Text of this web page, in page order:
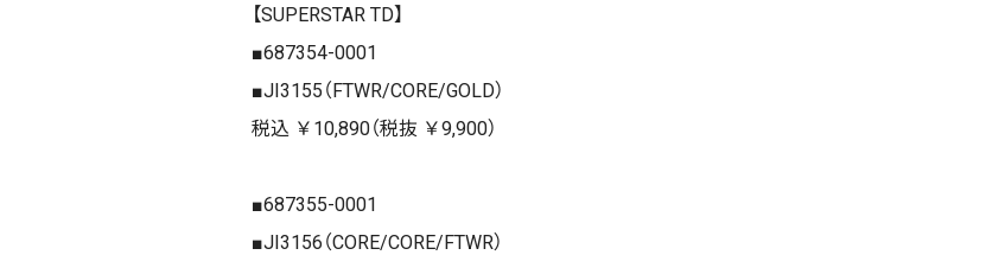
【SUPERSTAR TD】
■687354-0001
■JI3155（FTWR/CORE/GOLD）
税込 ￥10,890（税抜 ￥9,900）
■687355-0001
■JI3156（CORE/CORE/FTWR）